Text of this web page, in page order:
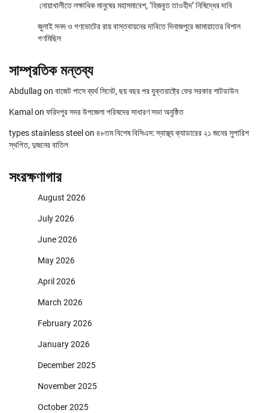
নোয়াখালীতে লক্ষাধিক মানুষের মহাসমাবেশ, ‘হিজবুত তাওহীদ’ নিষিদ্ধের দাবি
জুলাই সনদ ও গণভোটের রায় বাস্তবায়নের দাবিতে দিনাজপুরে জামায়াতের বিশাল
গণমিছিল
সাম্প্রতিক মন্তব্য
Abdullag on বাজেট পাসে ব্যর্থ সিনেট, ছয় বছর পর যুক্তরাষ্ট্রে ফের সরকার শাটডাউন
Kamal on ফরিদপুর সদর উপজেলা পরিষদের সাধারণ সভা অনুষ্ঠিত
types stainless steel on ৪৮তম বিশেষ বিসিএস: স্বাস্থ্য ক্যাডারের ২১ জনের সুপারিশ
স্থগিত, দুজনের বাতিল
সংরক্ষণাগার
August 2026
July 2026
June 2026
May 2026
April 2026
March 2026
February 2026
January 2026
December 2025
November 2025
October 2025